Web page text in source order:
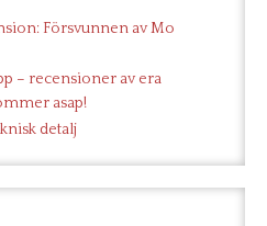
Försvunnen av Mo
– recensioner av era
asap!
detalj